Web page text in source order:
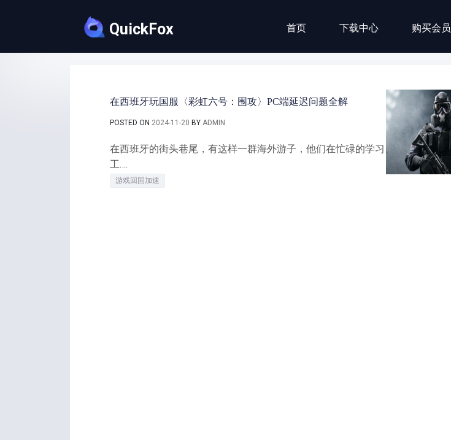
QuickFox 首页 下载中心 购买会员
游戏回国加速
在西班牙玩国服〈彩虹六号：围攻〉PC端延迟问题全解
POSTED ON 2024-11-20 BY ADMIN
在西班牙的街头巷尾，有这样一群海外游子，他们在忙碌的学习、
工….